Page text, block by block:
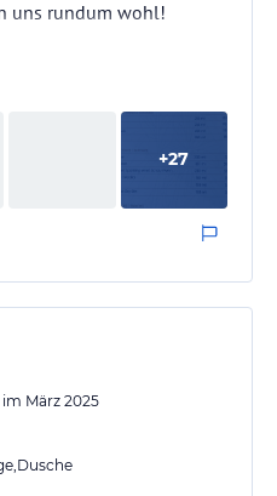
uns rundum wohl!
+27
im März 2025